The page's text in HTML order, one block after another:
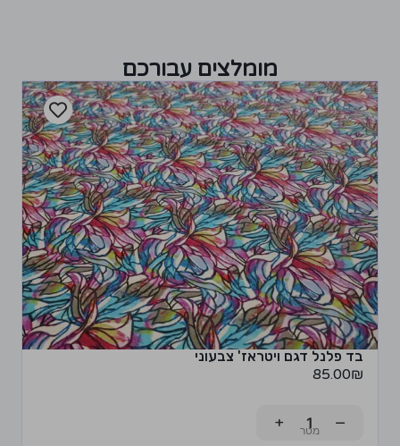
מומלצים עבורכם
בד פלנל דגם ויטראז' צבעוני
85.00₪
−
+